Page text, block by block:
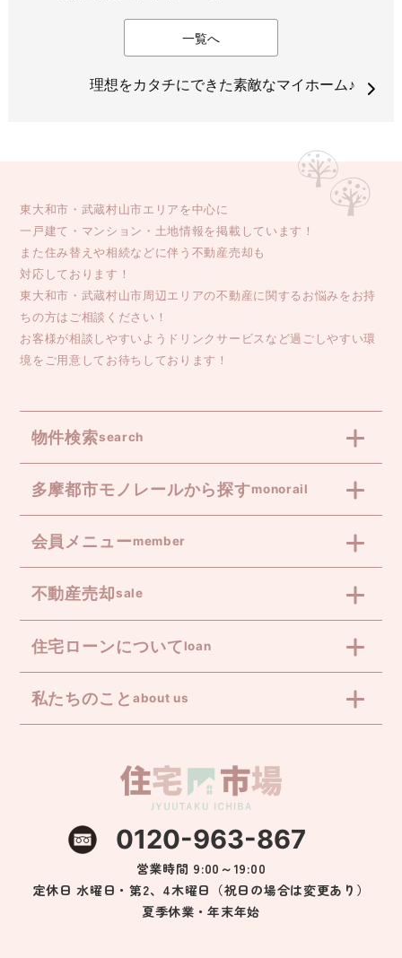
一覧へ
理想をカタチにできた素敵なマイホーム♪
東大和市・武蔵村山市エリアを中心に
一戸建て・マンション・土地情報を掲載しています！
また住み替えや相続などに伴う不動産売却も
対応しております！
東大和市・武蔵村山市周辺エリアの不動産に関するお悩みをお持
ちの方はご相談ください！
お客様が相談しやすいようドリンクサービスなど過ごしやすい環
境をご用意してお待ちしております！
物件検索search
多摩都市モノレールから探すmonorail
会員メニューmember
不動産売却sale
住宅ローンについてloan
私たちのこと about us
0120-963-867
営業時間 9:00～19:00
定休日 水曜日・第2、4木曜日（祝日の場合は変更あり）
夏季休業・年末年始